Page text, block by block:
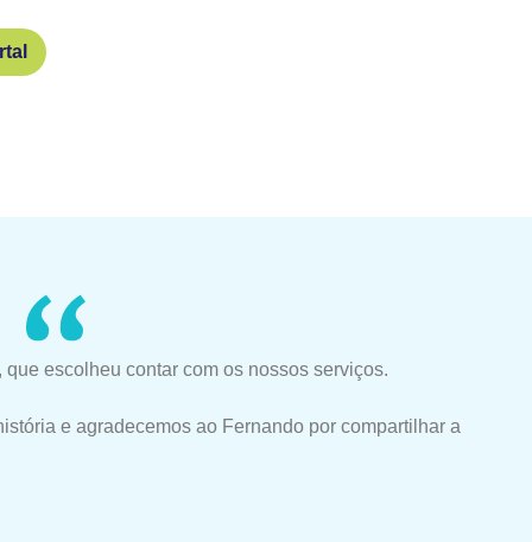
escolheu contar com os nossos serviços.
e agradecemos ao Fernando por compartilhar a